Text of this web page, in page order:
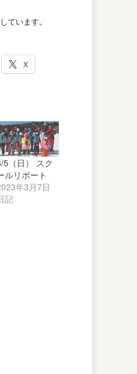
ています。
X
5（日） スク
ルリポート
年3月7日
記